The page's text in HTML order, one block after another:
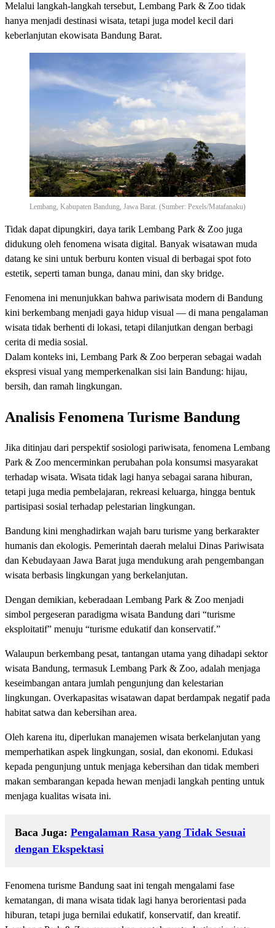
Melalui langkah-langkah tersebut, Lembang Park & Zoo tidak
hanya menjadi destinasi wisata, tetapi juga model kecil dari
keberlanjutan ekowisata Bandung Barat.
Lembang, Kabupaten Bandung, Jawa Barat. (Sumber: Pexels/Matafanaku)
Tidak dapat dipungkiri, daya tarik Lembang Park & Zoo juga
didukung oleh fenomena wisata digital. Banyak wisatawan muda
datang ke sini untuk berburu konten visual di berbagai spot foto
estetik, seperti taman bunga, danau mini, dan sky bridge.
Fenomena ini menunjukkan bahwa pariwisata modern di Bandung
kini berkembang menjadi gaya hidup visual — di mana pengalaman
wisata tidak berhenti di lokasi, tetapi dilanjutkan dengan berbagi
cerita di media sosial.
Dalam konteks ini, Lembang Park & Zoo berperan sebagai wadah
ekspresi visual yang memperkenalkan sisi lain Bandung: hijau,
bersih, dan ramah lingkungan.
Analisis Fenomena Turisme Bandung
Jika ditinjau dari perspektif sosiologi pariwisata, fenomena Lembang
Park & Zoo mencerminkan perubahan pola konsumsi masyarakat
terhadap wisata. Wisata tidak lagi hanya sebagai sarana hiburan,
tetapi juga media pembelajaran, rekreasi keluarga, hingga bentuk
partisipasi sosial terhadap pelestarian lingkungan.
Bandung kini menghadirkan wajah baru turisme yang berkarakter
humanis dan ekologis. Pemerintah daerah melalui Dinas Pariwisata
dan Kebudayaan Jawa Barat juga mendukung arah pengembangan
wisata berbasis lingkungan yang berkelanjutan.
Dengan demikian, keberadaan Lembang Park & Zoo menjadi
simbol pergeseran paradigma wisata Bandung dari “turisme
eksploitatif” menuju “turisme edukatif dan konservatif.”
Walaupun berkembang pesat, tantangan utama yang dihadapi sektor
wisata Bandung, termasuk Lembang Park & Zoo, adalah menjaga
keseimbangan antara jumlah pengunjung dan kelestarian
lingkungan. Overkapasitas wisatawan dapat berdampak negatif pada
habitat satwa dan kebersihan area.
Oleh karena itu, diperlukan manajemen wisata berkelanjutan yang
memperhatikan aspek lingkungan, sosial, dan ekonomi. Edukasi
kepada pengunjung untuk menjaga kebersihan dan tidak memberi
makan sembarangan kepada hewan menjadi langkah penting untuk
menjaga kualitas wisata ini.
Baca Juga: Pengalaman Rasa yang Tidak Sesuai
dengan Ekspektasi
Fenomena turisme Bandung saat ini tengah mengalami fase
kematangan, di mana wisata tidak lagi hanya berorientasi pada
hiburan, tetapi juga bernilai edukatif, konservatif, dan kreatif.